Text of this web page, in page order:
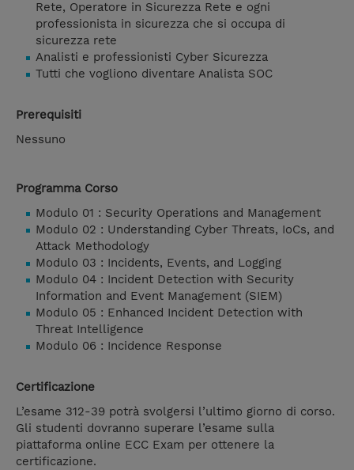
Rete, Operatore in Sicurezza Rete e ogni
professionista in sicurezza che si occupa di
sicurezza rete
Analisti e professionisti Cyber Sicurezza
Tutti che vogliono diventare Analista SOC
Prerequisiti
Nessuno
Programma Corso
Modulo 01 : Security Operations and Management
Modulo 02 : Understanding Cyber Threats, IoCs, and
Attack Methodology
Modulo 03 : Incidents, Events, and Logging
Modulo 04 : Incident Detection with Security
Information and Event Management (SIEM)
Modulo 05 : Enhanced Incident Detection with
Threat Intelligence
Modulo 06 : Incidence Response
Certificazione
L’esame 312-39 potrà svolgersi l’ultimo giorno di corso.
Gli studenti dovranno superare l’esame sulla
piattaforma online ECC Exam per ottenere la
certificazione.